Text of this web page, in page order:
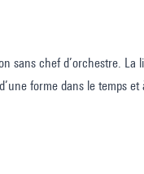
sans chef d’orchestre. La
forme dans le temps et